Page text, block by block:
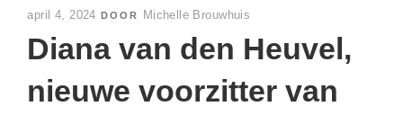
GEPLAATST
april 4, 2024 DOOR Michelle Brouwhuis
Diana van den Heuvel,
nieuwe voorzitter van